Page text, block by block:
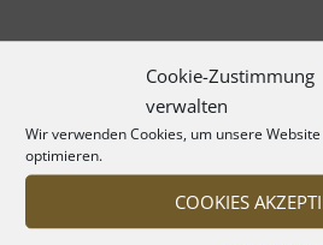
Cookie-Zustimmung
verwalten
Wir verwenden Cookies, um unsere
optimieren.
COOKIES